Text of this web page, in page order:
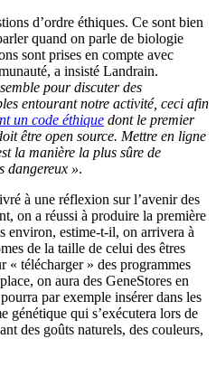
d’ordre éthiques. Ce sont bien
quand on parle de biologie
sont prises en compte avec
a insisté Landrain.
pour discuter des
entourant notre activité, ceci afin
un code éthique dont le premier
être open source. Mettre en ligne
la manière la plus sûre de
dangereux ».
à une réflexion sur l’avenir des
on a réussi à produire la première
environ, estime-t-il, on arrivera à
de la taille de celui des êtres
« télécharger » des programmes
on aura des GeneStores en
par exemple insérer dans les
génétique qui s’exécutera lors de
des goûts naturels, des couleurs,